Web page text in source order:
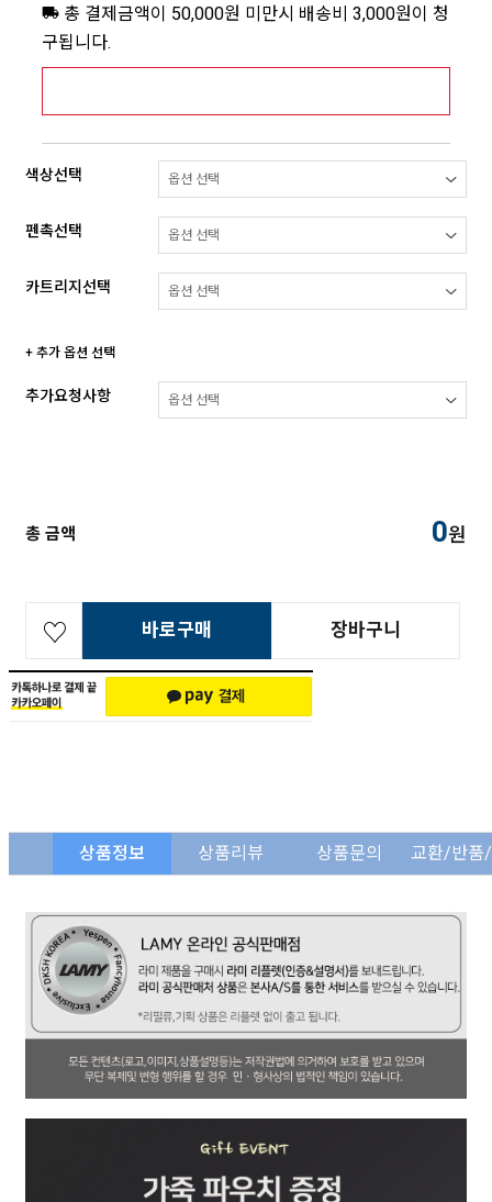
총 결제금액이 50,000원 미만시 배송비 3,000원이 청
구됩니다.
색상선택
펜촉선택
카트리지선택
+ 추가 옵션 선택
추가요청사항
총 금액 0원
바로구매 장바구니
상품정보 상품리뷰 상품문의 교환/반품